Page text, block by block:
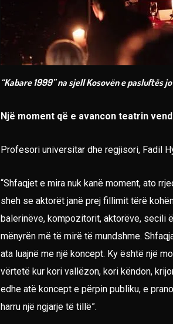
“Kabare 1999” na sjell Kosovën e pasluftës
Një moment që e avancon teatrin
Profesori universitar dhe regjisori, Fadil
“Shfaqjet e mira nuk kanë moment, ato
sheh se aktorët janë prej fillimit tërë
balerinëve, kompozitorit, aktorëve, secili
mënyrën më të mirë të mundshme.
ata luajnë me një koncept. Ky është një
vërtetë kur kori vallëzon, kori këndon,
edhe atë koncept e përpin publiku, e
harru një ngjarje të tillë”.